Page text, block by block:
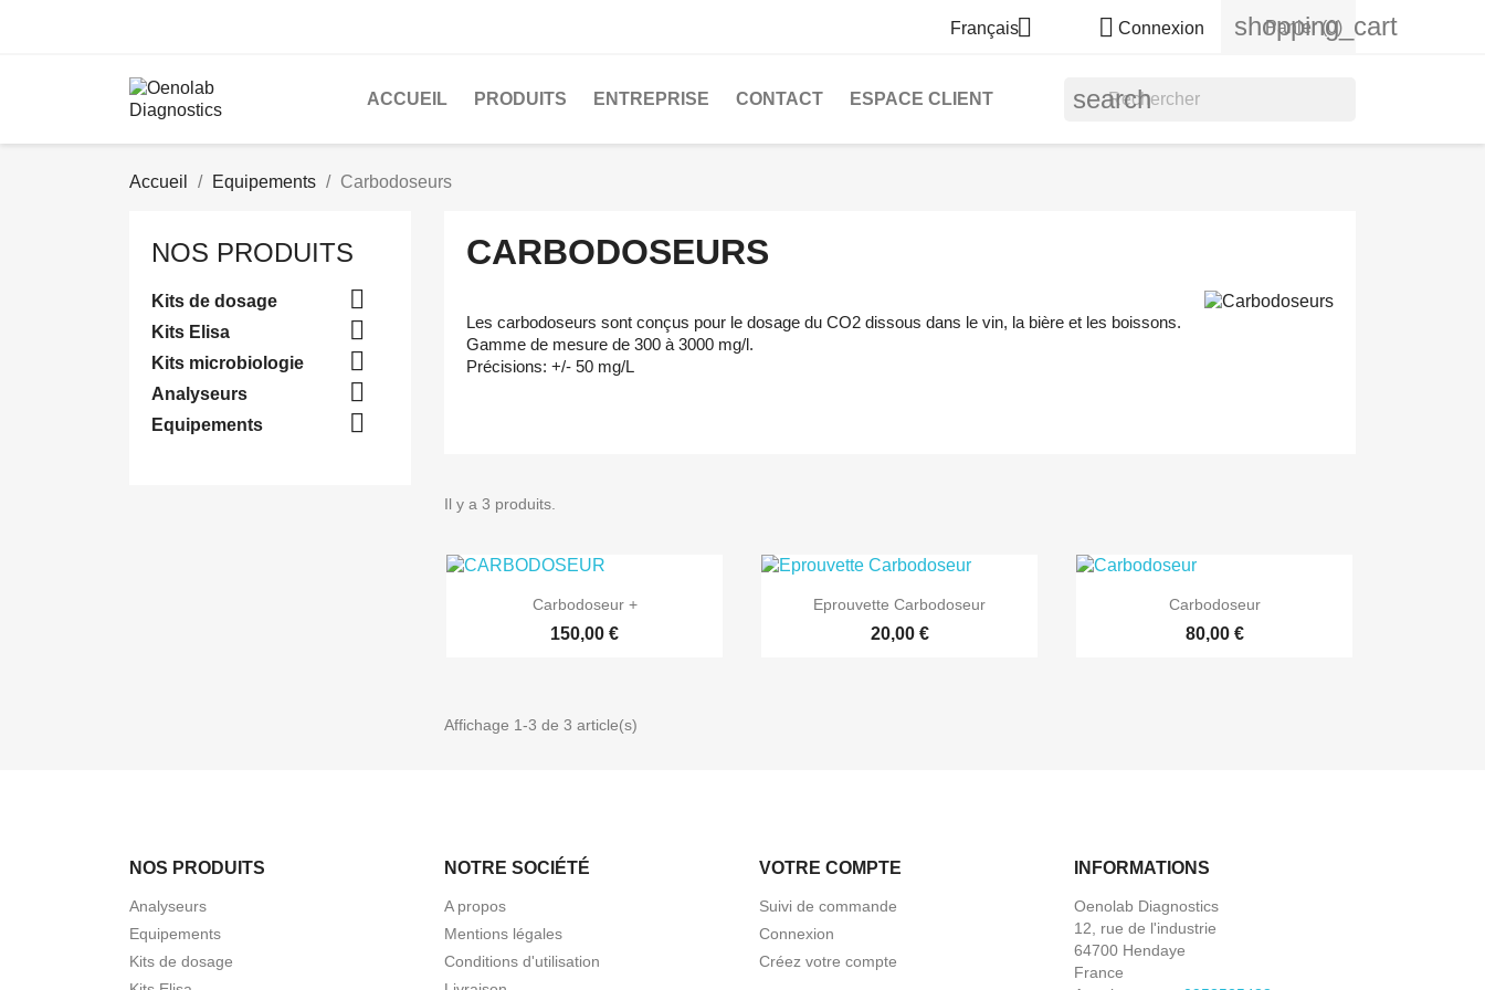
Français  Connexion shopping_cart
Panier (0)
ACCUEIL PRODUITS ENTREPRISE CONTACT ESPACE CLIENT search
Accueil Equipements Carbodoseurs
NOS PRODUITS
Kits de dosage 
Kits Elisa 
Kits microbiologie 
Analyseurs 
Equipements 
CARBODOSEURS
Les carbodoseurs sont conçus pour le dosage du CO2 dissous dans le vin, la bière et les boissons.
Gamme de mesure de 300 à 3000 mg/l.
Précisions: +/- 50 mg/L
Il y a 3 produits.
Carbodoseur +
150,00 €
Eprouvette Carbodoseur
20,00 €
Carbodoseur
80,00 €
Affichage 1-3 de 3 article(s)
NOS PRODUITS
Analyseurs
Equipements
Kits de dosage
NOTRE SOCIÉTÉ
A propos
Mentions légales
Conditions d'utilisation
VOTRE COMPTE
Suivi de commande
Connexion
Créez votre compte
INFORMATIONS
Oenolab Diagnostics
12, rue de l'industrie
64700 Hendaye
France